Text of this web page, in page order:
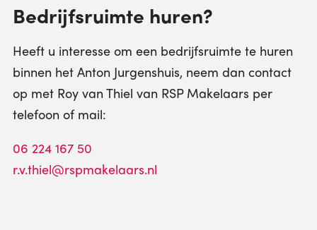
Bedrijfsruimte huren?
Heeft u interesse om een bedrijfsruimte te huren
binnen het Anton Jurgenshuis, neem dan contact
op met Roy van Thiel van RSP Makelaars per
telefoon of mail:
06 224 167 50
r.v.thiel@rspmakelaars.nl